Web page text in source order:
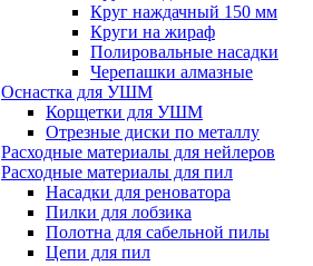
Круг наждачный 150 мм
Круги на жираф
Полировальные насадки
Черепашки алмазные
Оснастка для УШМ
Корщетки для УШМ
Отрезные диски по металлу
Расходные материалы для нейлеров
Расходные материалы для пил
Насадки для реноватора
Пилки для лобзика
Полотна для сабельной пилы
Цепи для пил